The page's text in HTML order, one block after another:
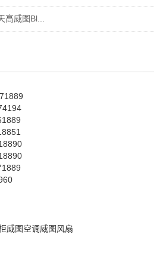
威图Bl...